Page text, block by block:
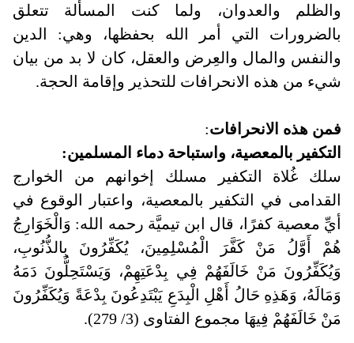
والظلم والعدوان، ولما كنت المسألة تتعلق
بالضرورات التي أمر الله بحفظها، وهي: الدين
والنفس والمال والعِرض والعقل، كان لا بد من بيان
شيء من هذه الانحرافات للتحذير وإقامة الحجة.
فمن هذه الانحرافات:
التكفير بالمعصية، واستباحة دماء المسلمين:
سلك غُلاة التكفير مسلك إخوانهم من الخوارج
القدامى في التكفير بالمعصية، واعتبار الوقوع في
أيِّ معصية كفرًا، قال ابن تيميَّة رحمه الله: وَالْخَوَارِجُ
هُمْ أَوَّلُ مَنْ كَفَّرَ الْمُسْلِمِينَ، يُكَفِّرُونَ بِالذُّنُوبِ،
وَيُكَفِّرُونَ مَنْ خَالَفَهُمْ فِي بِدْعَتِهِمْ، وَيَسْتَحِلُّونَ دَمَهُ
وَمَالَهُ، وَهَذِهِ حَالُ أَهْلِ الْبِدَعِ يَبْتَدِعُونَ بِدْعَةً وَيُكَفِّرُونَ
مَنْ خَالَفَهُمْ فِيهَا مجموع الفتاوى (3/ 279).